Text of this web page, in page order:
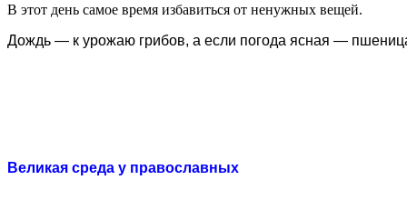
В этот день самое время избавиться от ненужных вещей.
Дождь — к урожаю грибов, а если погода ясная —
Великая среда у православных